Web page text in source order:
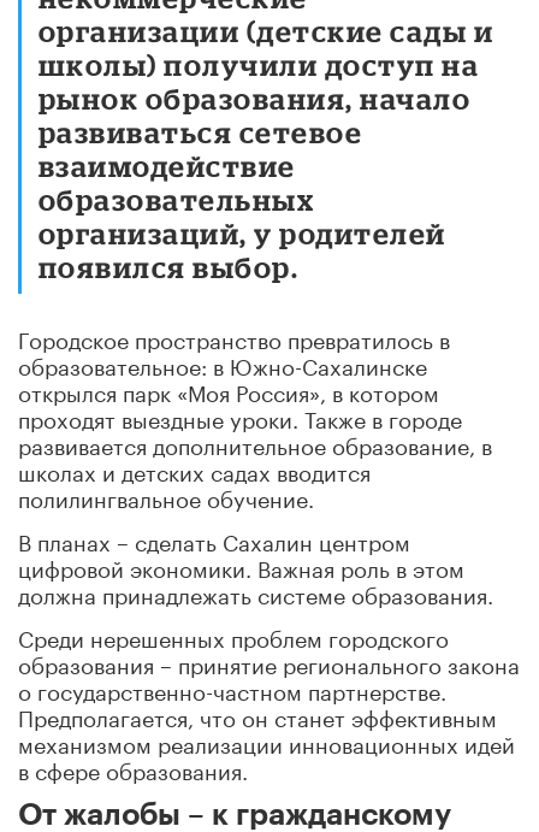
организации (детские сады и
школы) получили доступ на
рынок образования, начало
развиваться сетевое
взаимодействие
образовательных
организаций, у родителей
появился выбор.
Городское пространство превратилось в
образовательное: в Южно-Сахалинске
открылся парк «Моя Россия», в котором
проходят выездные уроки. Также в городе
развивается дополнительное образование, в
школах и детских садах вводится
полилингвальное обучение.
В планах – сделать Сахалин центром
цифровой экономики. Важная роль в этом
должна принадлежать системе образования.
Среди нерешенных проблем городского
образования – принятие регионального закона
о государственно-частном партнерстве.
Предполагается, что он станет эффективным
механизмом реализации инновационных идей
в сфере образования.
От жалобы – к гражданскому